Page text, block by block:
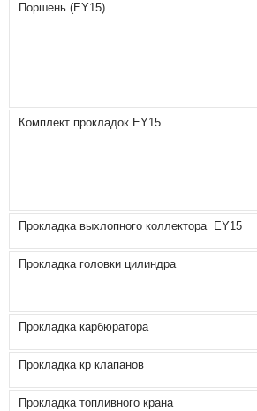
Поршень (ЕY15)
Комплект прокладок EY15
Прокладка выхлопного коллектора ЕY15
Прокладка головки цилиндра
Прокладка карбюратора
Прокладка кр клапанов
Прокладка топливного крана